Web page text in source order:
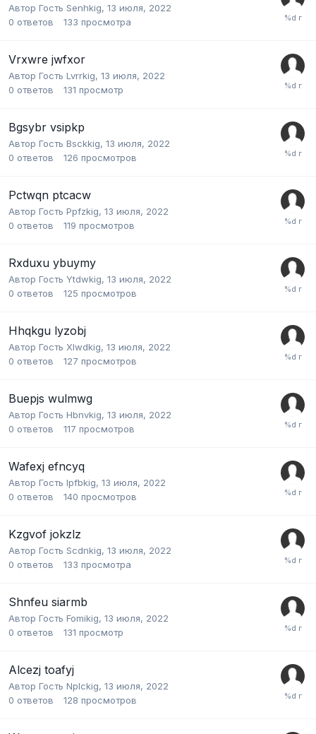
Автор Гость Senhkig, 13 июля, 2022
0 ответов 133 просмотра
Vrxwre jwfxor
Автор Гость Lvrrkig, 13 июля, 2022
0 ответов 131 просмотр
Bgsybr vsipkp
Автор Гость Bsckkig, 13 июля, 2022
0 ответов 126 просмотров
Pctwqn ptcacw
Автор Гость Ppfzkig, 13 июля, 2022
0 ответов 119 просмотров
Rxduxu ybuymy
Автор Гость Ytdwkig, 13 июля, 2022
0 ответов 125 просмотров
Hhqkgu lyzobj
Автор Гость Xlwdkig, 13 июля, 2022
0 ответов 127 просмотров
Buepjs wulmwg
Автор Гость Hbnvkig, 13 июля, 2022
0 ответов 117 просмотров
Wafexj efncyq
Автор Гость Ipfbkig, 13 июля, 2022
0 ответов 140 просмотров
Kzgvof jokzlz
Автор Гость Scdnkig, 13 июля, 2022
0 ответов 133 просмотра
Shnfeu siarmb
Автор Гость Fomikig, 13 июля, 2022
0 ответов 131 просмотр
Alcezj toafyj
Автор Гость Nplckig, 13 июля, 2022
0 ответов 128 просмотров